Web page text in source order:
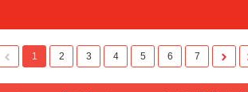
1 2 3 4 5 6 7